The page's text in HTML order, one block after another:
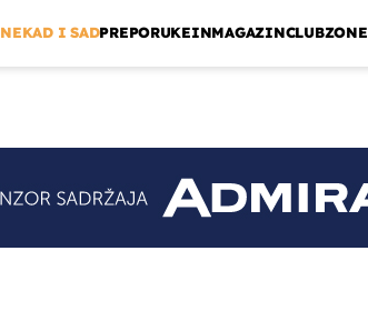
NEKAD I SADPREPORUKEINMAGAZINCLUBZONE